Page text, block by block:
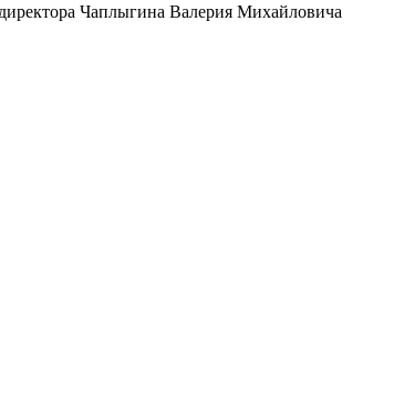
Чаплыгина Валерия Михайловича